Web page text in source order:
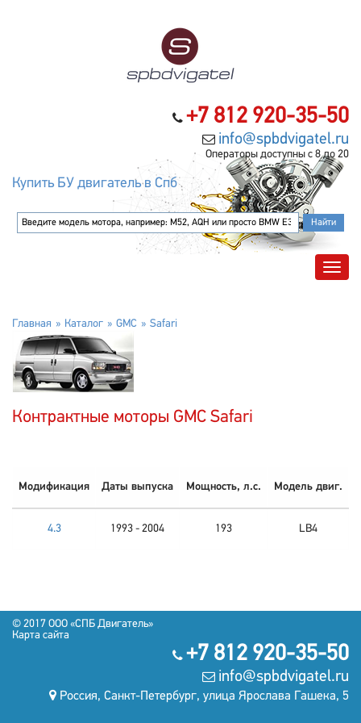
+7 812 920-35-50
info@spbdvigatel.ru
Операторы доступны с 8 до 20
Купить БУ двигатель в Спб
Главная Каталог GMC Safari
Контрактные моторы GMC Safari
Модификация Даты выпуска Мощность, л.с. Модель двиг.
4.3 1993 - 2004 193 LB4
© 2017 OOO «СПБ Двигатель»
Карта сайта
+7 812 920-35-50
info@spbdvigatel.ru
Россия, Санкт-Петербург, улица Ярослава Гашека, 5